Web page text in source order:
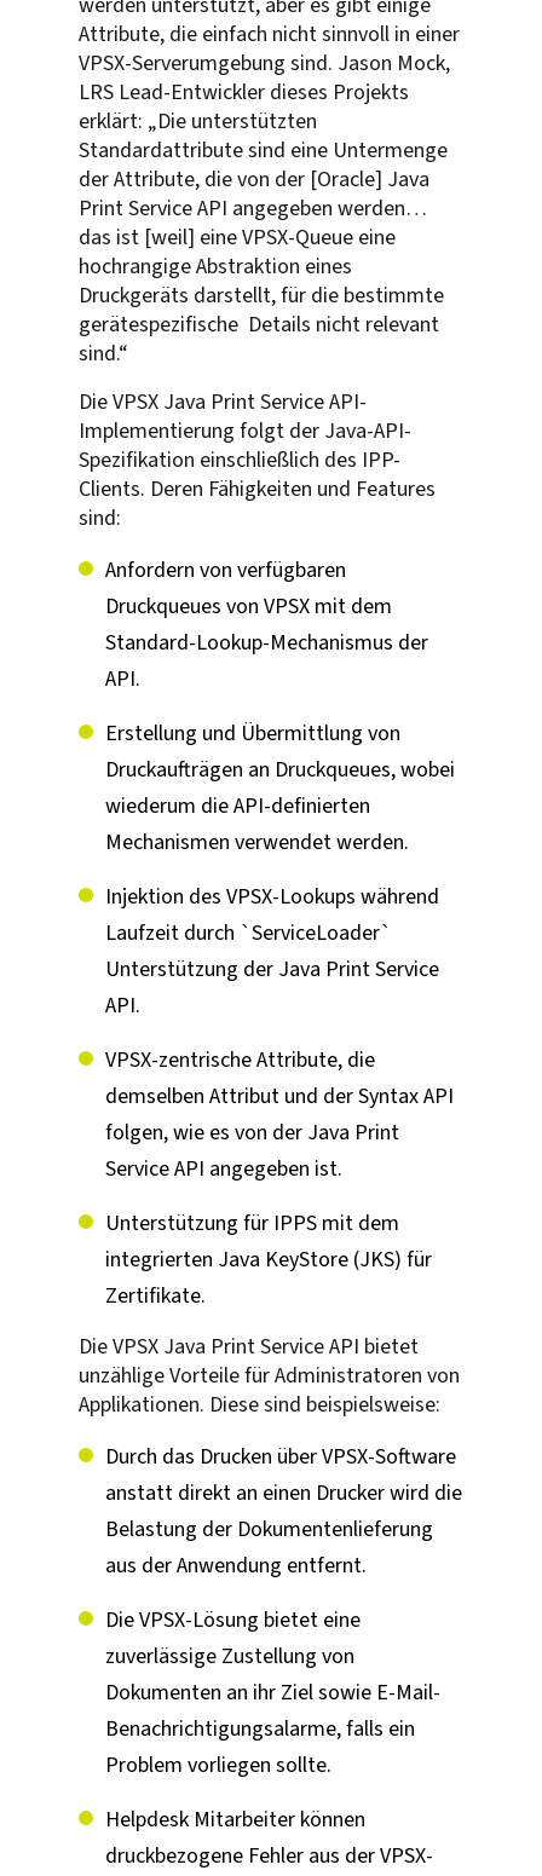
Attribute, die einfach nicht sinnvoll in einer
VPSX-Serverumgebung sind. Jason Mock,
LRS Lead-Entwickler dieses Projekts
erklärt: „Die unterstützten
Standardattribute sind eine Untermenge
der Attribute, die von der [Oracle] Java
Print Service API angegeben werden…
das ist [weil] eine VPSX-Queue eine
hochrangige Abstraktion eines
Druckgeräts darstellt, für die bestimmte
gerätespezifische Details nicht relevant
sind.“
Die VPSX Java Print Service API-
Implementierung folgt der Java-API-
Spezifikation einschließlich des IPP-
Clients. Deren Fähigkeiten und Features
sind:
Anfordern von verfügbaren
Druckqueues von VPSX mit dem
Standard-Lookup-Mechanismus der
API.
Erstellung und Übermittlung von
Druckaufträgen an Druckqueues, wobei
wiederum die API-definierten
Mechanismen verwendet werden.
Injektion des VPSX-Lookups während
Laufzeit durch `ServiceLoader`
Unterstützung der Java Print Service
API.
VPSX-zentrische Attribute, die
demselben Attribut und der Syntax API
folgen, wie es von der Java Print
Service API angegeben ist.
Unterstützung für IPPS mit dem
integrierten Java KeyStore (JKS) für
Zertifikate.
Die VPSX Java Print Service API bietet
unzählige Vorteile für Administratoren von
Applikationen. Diese sind beispielsweise:
Durch das Drucken über VPSX-Software
anstatt direkt an einen Drucker wird die
Belastung der Dokumentenlieferung
aus der Anwendung entfernt.
Die VPSX-Lösung bietet eine
zuverlässige Zustellung von
Dokumenten an ihr Ziel sowie E-Mail-
Benachrichtigungsalarme, falls ein
Problem vorliegen sollte.
Helpdesk Mitarbeiter können
druckbezogene Fehler aus der VPSX-